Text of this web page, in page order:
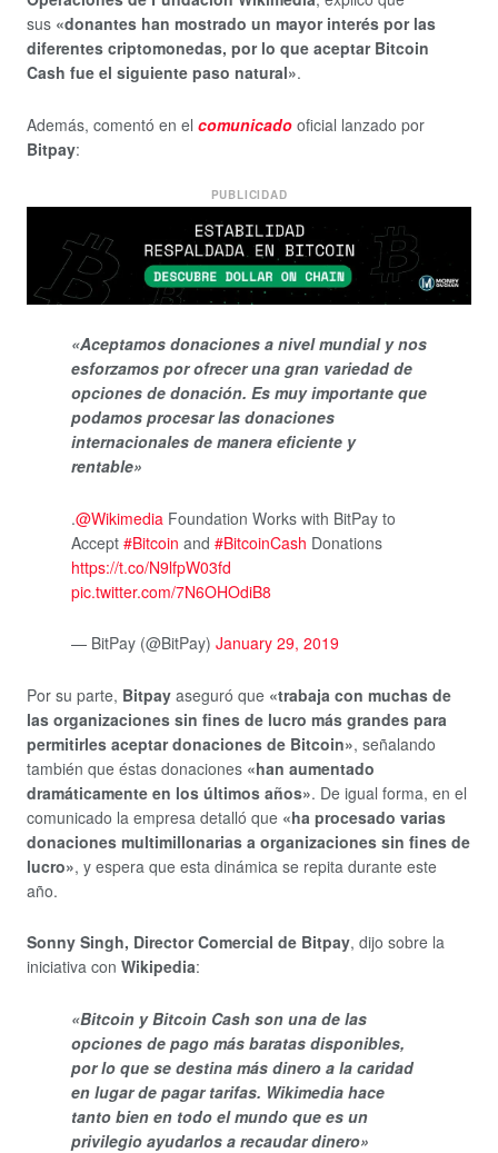
sus «donantes han mostrado un mayor interés por las
diferentes criptomonedas, por lo que aceptar Bitcoin
Cash fue el siguiente paso natural».
Además, comentó en el comunicado oficial lanzado por
Bitpay:
PUBLICIDAD
«Aceptamos donaciones a nivel mundial y nos
esforzamos por ofrecer una gran variedad de
opciones de donación. Es muy importante que
podamos procesar las donaciones
internacionales de manera eficiente y
rentable»
.@Wikimedia Foundation Works with BitPay to
Accept #Bitcoin and #BitcoinCash Donations
https://t.co/N9lfpW03fd
pic.twitter.com/7N6OHOdiB8
— BitPay (@BitPay) January 29, 2019
Por su parte, Bitpay aseguró que «trabaja con muchas de
las organizaciones sin fines de lucro más grandes para
permitirles aceptar donaciones de Bitcoin», señalando
también que éstas donaciones «han aumentado
dramáticamente en los últimos años». De igual forma, en el
comunicado la empresa detalló que «ha procesado varias
donaciones multimillonarias a organizaciones sin fines de
lucro», y espera que esta dinámica se repita durante este
año.
Sonny Singh, Director Comercial de Bitpay, dijo sobre la
iniciativa con Wikipedia:
«Bitcoin y Bitcoin Cash son una de las
opciones de pago más baratas disponibles,
por lo que se destina más dinero a la caridad
en lugar de pagar tarifas. Wikimedia hace
tanto bien en todo el mundo que es un
privilegio ayudarlos a recaudar dinero»